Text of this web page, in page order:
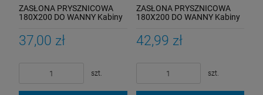
ZASŁONA PRYSZNICOWA
180X200 DO WANNY Kabiny
37,00 zł
szt.
ZASŁONA PRYSZNICOWA
180X200 DO WANNY Kabiny
Capuccino
42,99 zł
szt.